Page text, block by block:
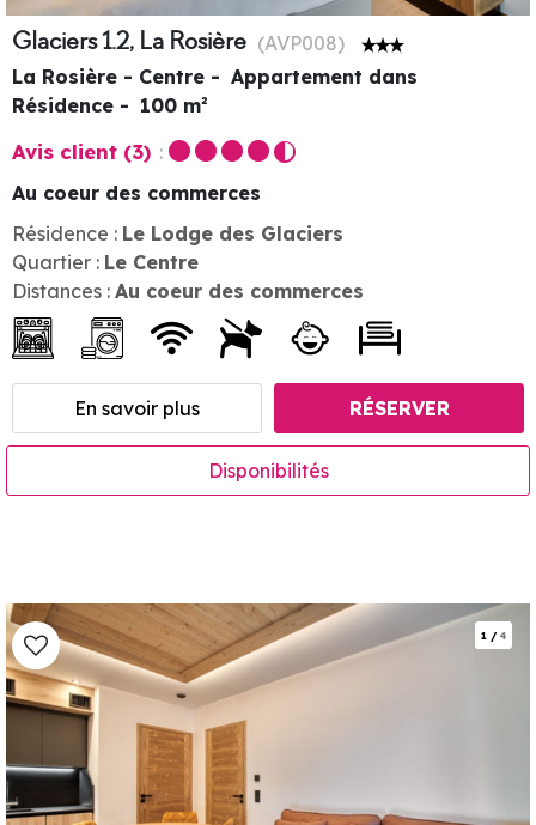
Glaciers 1.2, La Rosière (AVP008)
La Rosière - Centre
Appartement dans
Résidence
100 m²
Avis client (3)
Résidence : Le Lodge des Glaciers
Quartier : Le Centre
Distances : Au coeur des commerces
Au coeur des commerces
En savoir plus RÉSERVER
Disponibilités
1 / 4